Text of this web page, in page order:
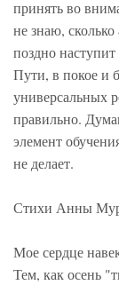
принять во
не знаю,
поздно
Пути, в покое и
универсальных
правильно.
элемент
не делает.
Стихи Анны
Мое сердце
Тем, как осень